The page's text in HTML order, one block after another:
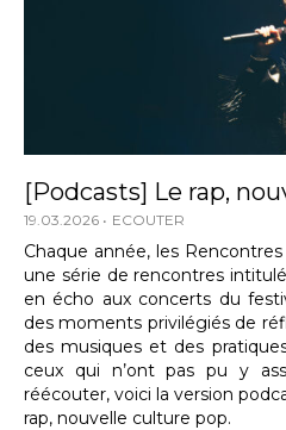
[Podcasts] Le rap,
19.03.2026 ECOUTER
Chaque année, les
une série de rencontres
en écho aux concerts du
des moments privilégiés de
des musiques et des
ceux qui n’ont pas pu y
réécouter, voici la version
rap, nouvelle culture pop.